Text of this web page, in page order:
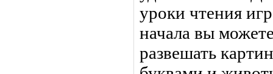
уроки чтения
начала вы
развешать